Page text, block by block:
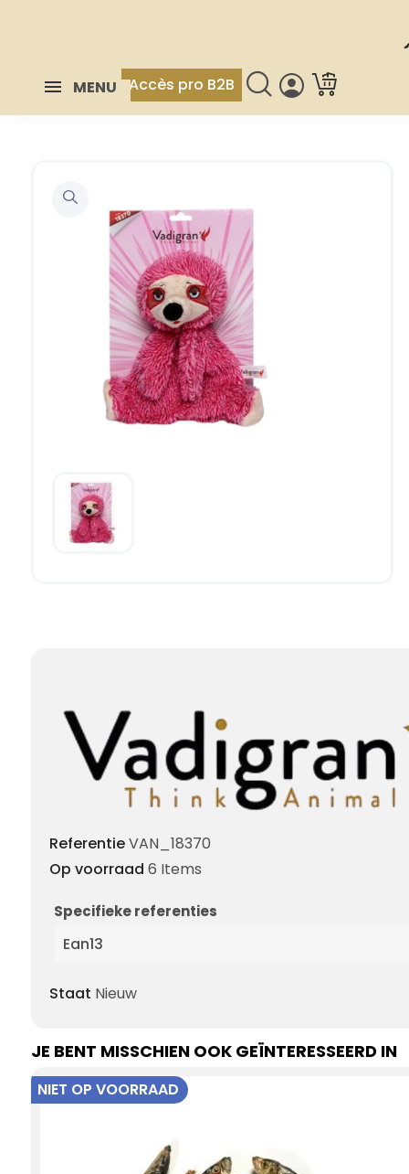
MENU Accès pro B2B
ReferentieVAN_18370
Op voorraad 6 Items
Specifieke referenties
Ean13
Staat Nieuw
JE BENT MISSCHIEN OOK GEÏNTERESSEERD IN
NIET OP VOORRAAD